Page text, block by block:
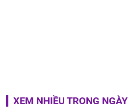
XEM NHIỀU TRONG NGÀY